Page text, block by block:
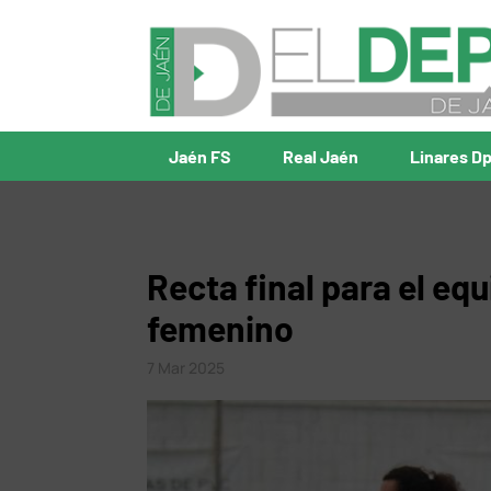
Jaén FS Real Jaén Linares
Recta final para el
femenino